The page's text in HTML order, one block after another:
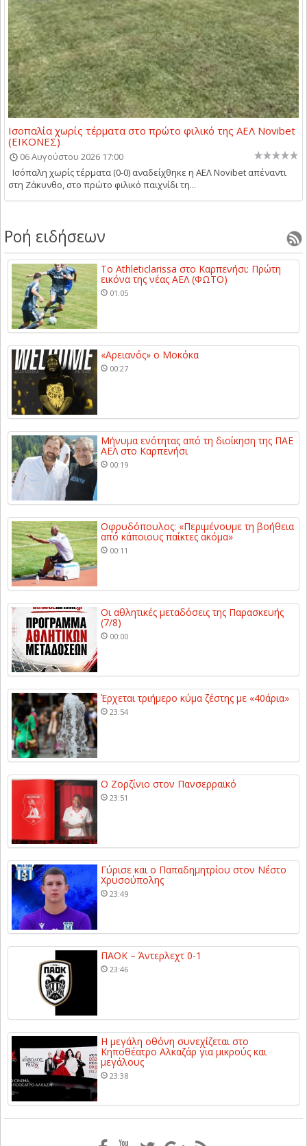
Ισοπαλία χωρίς τέρματα στο πρώτο φιλικό της ΑΕΛ Novibet
(ΕΙΚΟΝΕΣ)
06 Αυγούστου 2026 17:00
Ισόπαλη χωρίς τέρματα (0-0) αναδείχθηκε η ΑΕΛ Novibet απέναντι
στη Ζάκυνθο, στο πρώτο φιλικό παιχνίδι τη...
Ροή ειδήσεων
Το Athleticlarissa στο Καρπενήσι: Πρώτη
εικόνα της νέας ΑΕΛ (ΦΩΤΟ)
01:05
«Αρειανός» ο Μοκόκα
00:27
Μήνυμα ενότητας από τη διοίκηση της ΠΑΕ
ΑΕΛ στο Καρπενήσι
00:19
Οφρυδόπουλος: «Περιμένουμε τη βοήθεια
από κάποιους παίκτες ακόμα»
00:11
Οι αθλητικές μεταδόσεις της Παρασκευής
(7/8)
00:00
Έρχεται τριήμερο κύμα ζέστης με «40άρια»
23:54
Ο Ζορζίνιο στον Πανσερραϊκό
23:51
Γύρισε και ο Παπαδημητρίου στον Νέστο
Χρυσούπολης
23:49
ΠΑΟΚ – Άντερλεχτ 0-1
23:46
Η μεγάλη οθόνη συνεχίζεται στο
Κηποθέατρο Αλκαζάρ για μικρούς και
μεγάλους
23:38